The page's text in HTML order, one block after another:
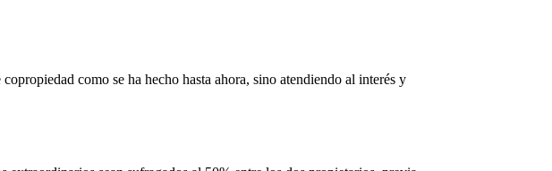
como se ha hecho hasta ahora, sino atendiendo al interés y